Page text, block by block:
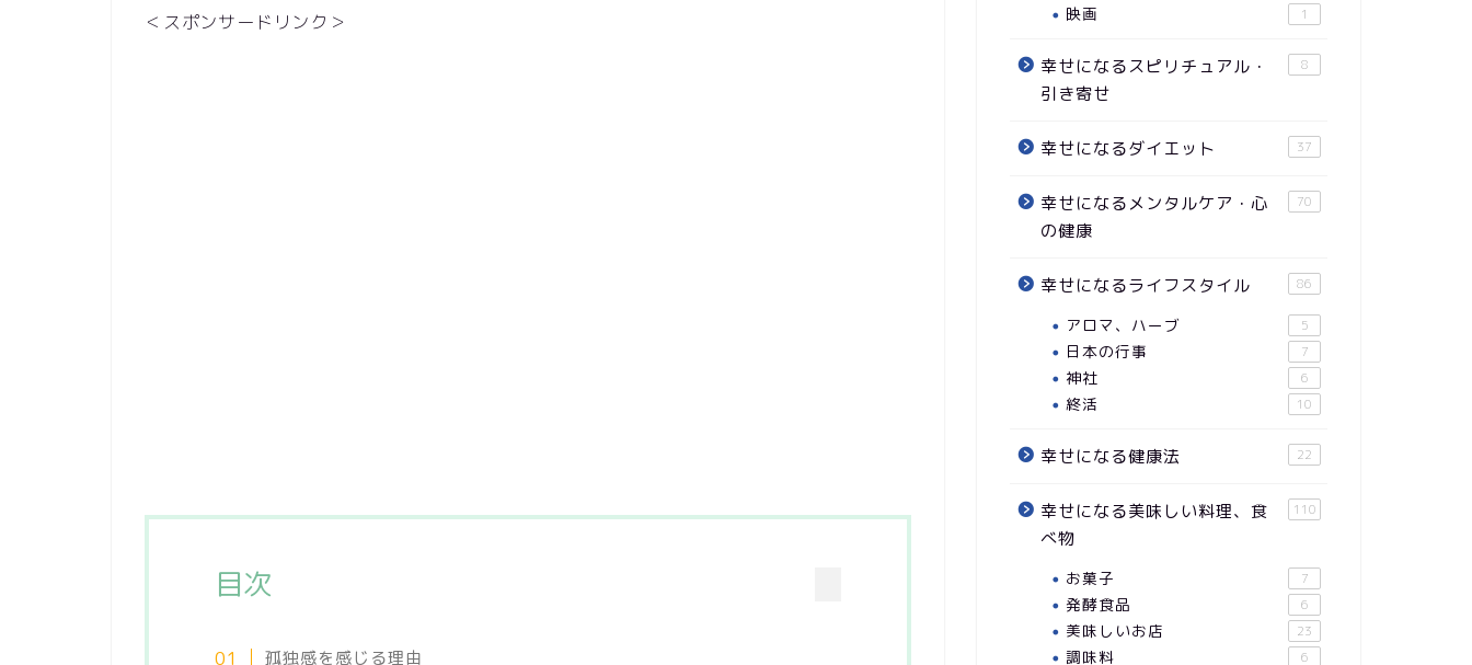
＜スポンサードリンク＞
目次
孤独感を感じる理由
映画 1
幸せになるスピリチュアル・
引き寄せ
8
幸せになるダイエット 37
幸せになるメンタルケア・心
の健康
70
幸せになるライフスタイル 86
アロマ、ハーブ 5
日本の行事 7
神社 6
終活 10
幸せになる健康法 22
幸せになる美味しい料理、食
べ物
110
お菓子 7
発酵食品 6
美味しいお店 23
調味料 6